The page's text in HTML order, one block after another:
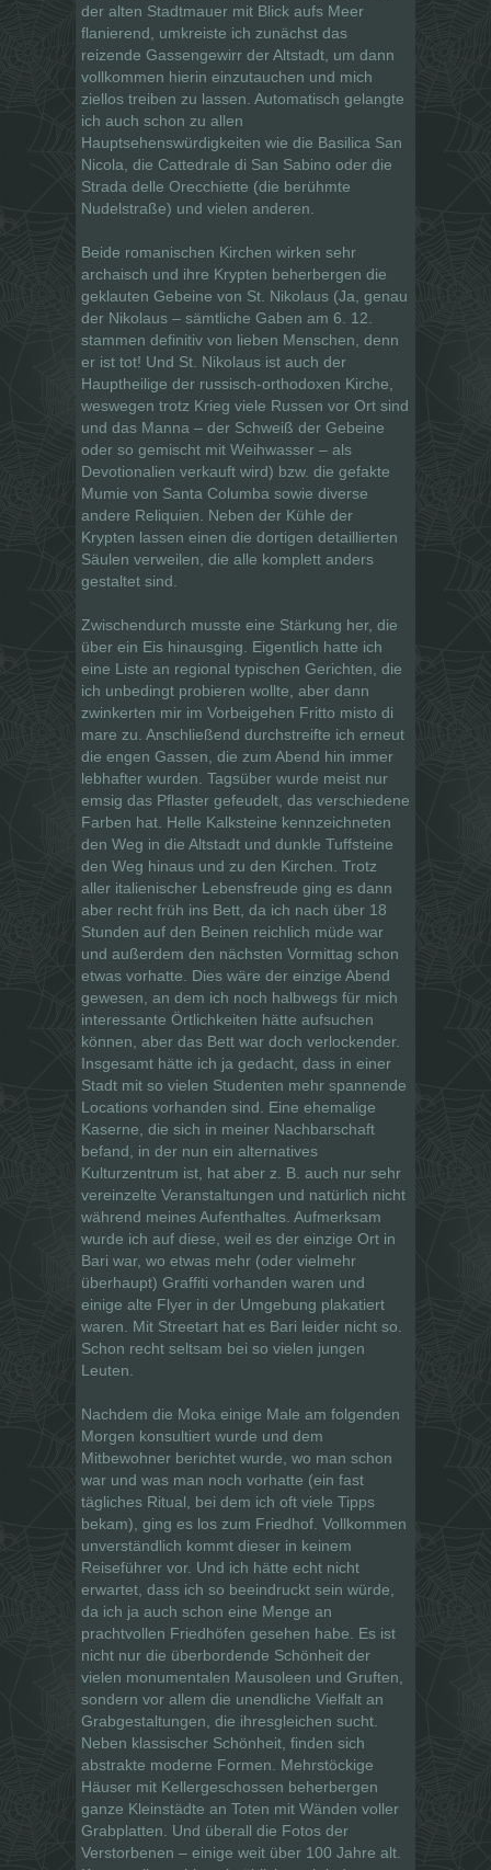
der alten Stadtmauer mit Blick aufs Meer
flanierend, umkreiste ich zunächst das
reizende Gassengewirr der Altstadt, um dann
vollkommen hierin einzutauchen und mich
ziellos treiben zu lassen. Automatisch gelangte
ich auch schon zu allen
Hauptsehenswürdigkeiten wie die Basilica San
Nicola, die Cattedrale di San Sabino oder die
Strada delle Orecchiette (die berühmte
Nudelstraße) und vielen anderen.
Beide romanischen Kirchen wirken sehr
archaisch und ihre Krypten beherbergen die
geklauten Gebeine von St. Nikolaus (Ja, genau
der Nikolaus – sämtliche Gaben am 6. 12.
stammen definitiv von lieben Menschen, denn
er ist tot! Und St. Nikolaus ist auch der
Hauptheilige der russisch-orthodoxen Kirche,
weswegen trotz Krieg viele Russen vor Ort sind
und das Manna – der Schweiß der Gebeine
oder so gemischt mit Weihwasser – als
Devotionalien verkauft wird) bzw. die gefakte
Mumie von Santa Columba sowie diverse
andere Reliquien. Neben der Kühle der
Krypten lassen einen die dortigen detaillierten
Säulen verweilen, die alle komplett anders
gestaltet sind.
Zwischendurch musste eine Stärkung her, die
über ein Eis hinausging. Eigentlich hatte ich
eine Liste an regional typischen Gerichten, die
ich unbedingt probieren wollte, aber dann
zwinkerten mir im Vorbeigehen Fritto misto di
mare zu. Anschließend durchstreifte ich erneut
die engen Gassen, die zum Abend hin immer
lebhafter wurden. Tagsüber wurde meist nur
emsig das Pflaster gefeudelt, das verschiedene
Farben hat. Helle Kalksteine kennzeichneten
den Weg in die Altstadt und dunkle Tuffsteine
den Weg hinaus und zu den Kirchen. Trotz
aller italienischer Lebensfreude ging es dann
aber recht früh ins Bett, da ich nach über 18
Stunden auf den Beinen reichlich müde war
und außerdem den nächsten Vormittag schon
etwas vorhatte. Dies wäre der einzige Abend
gewesen, an dem ich noch halbwegs für mich
interessante Örtlichkeiten hätte aufsuchen
können, aber das Bett war doch verlockender.
Insgesamt hätte ich ja gedacht, dass in einer
Stadt mit so vielen Studenten mehr spannende
Locations vorhanden sind. Eine ehemalige
Kaserne, die sich in meiner Nachbarschaft
befand, in der nun ein alternatives
Kulturzentrum ist, hat aber z. B. auch nur sehr
vereinzelte Veranstaltungen und natürlich nicht
während meines Aufenthaltes. Aufmerksam
wurde ich auf diese, weil es der einzige Ort in
Bari war, wo etwas mehr (oder vielmehr
überhaupt) Graffiti vorhanden waren und
einige alte Flyer in der Umgebung plakatiert
waren. Mit Streetart hat es Bari leider nicht so.
Schon recht seltsam bei so vielen jungen
Leuten.
Nachdem die Moka einige Male am folgenden
Morgen konsultiert wurde und dem
Mitbewohner berichtet wurde, wo man schon
war und was man noch vorhatte (ein fast
tägliches Ritual, bei dem ich oft viele Tipps
bekam), ging es los zum Friedhof. Vollkommen
unverständlich kommt dieser in keinem
Reiseführer vor. Und ich hätte echt nicht
erwartet, dass ich so beeindruckt sein würde,
da ich ja auch schon eine Menge an
prachtvollen Friedhöfen gesehen habe. Es ist
nicht nur die überbordende Schönheit der
vielen monumentalen Mausoleen und Gruften,
sondern vor allem die unendliche Vielfalt an
Grabgestaltungen, die ihresgleichen sucht.
Neben klassischer Schönheit, finden sich
abstrakte moderne Formen. Mehrstöckige
Häuser mit Kellergeschossen beherbergen
ganze Kleinstädte an Toten mit Wänden voller
Grabplatten. Und überall die Fotos der
Verstorbenen – einige weit über 100 Jahre alt.